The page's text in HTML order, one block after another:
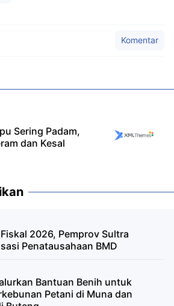
Komentar
Padam,
dan Kesal
2026, Pemprov Sultra
Penatausahaan BMD
Bantuan Benih untuk
Petani di Muna dan